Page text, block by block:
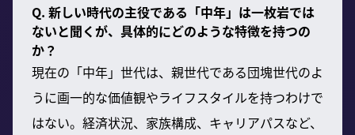
Q. 新しい時代の主役である「中年」は一枚岩では
ないと聞くが、具体的にどのような特徴を持つの
か？
現在の「中年」世代は、親世代である団塊世代のよ
うに画一的な価値観やライフスタイルを持つわけで
はない。経済状況、家族構成、キャリアパスなど、